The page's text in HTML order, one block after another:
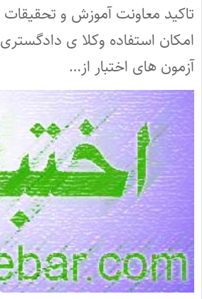
تاکید معاونت آموزش و تحقیقات
امکان استفاده وکلا ی دادگستری
آزمون های اختبار از…